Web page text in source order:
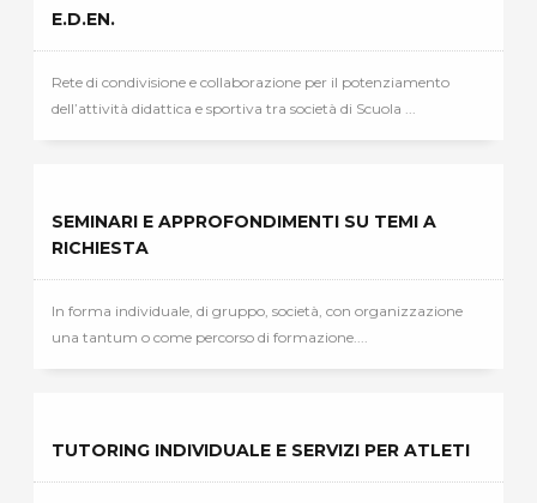
E.D.EN.
Rete di condivisione e collaborazione per il potenziamento
dell’attività didattica e sportiva tra società di Scuola ...
SEMINARI E APPROFONDIMENTI SU TEMI A
RICHIESTA
In forma individuale, di gruppo, società, con organizzazione
una tantum o come percorso di formazione....
TUTORING INDIVIDUALE E SERVIZI PER ATLETI